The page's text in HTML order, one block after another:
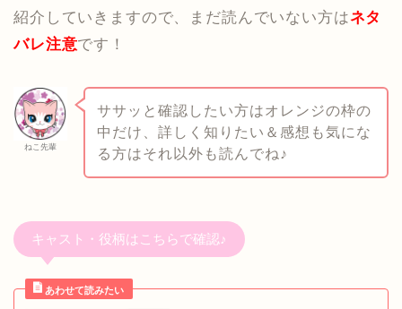
紹介していきますので、まだ読んでいない方はネタ
バレ注意です！
ねこ先輩
ササッと確認したい方はオレンジの枠の
中だけ、詳しく知りたい＆感想も気にな
る方はそれ以外も読んでね♪
キャスト・役柄はこちらで確認♪